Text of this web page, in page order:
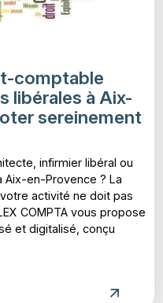
comptable
libérales à Aix-
sereinement
infirmier libéral ou
Aix-en-Provence ? La
activité ne doit pas
COMPTA vous propose
et digitalisé, conçu